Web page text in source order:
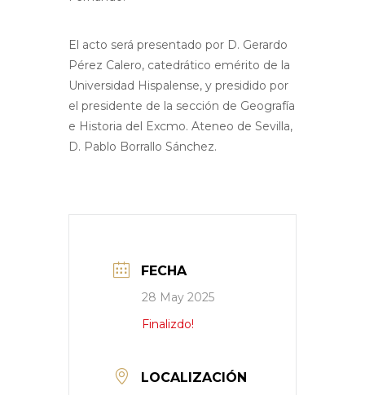
El acto será presentado por D. Gerardo
Pérez Calero, catedrático emérito de la
Universidad Hispalense, y presidido por
el presidente de la sección de Geografía
e Historia del Excmo. Ateneo de Sevilla,
D. Pablo Borrallo Sánchez.
FECHA
28 May 2025
Finalizdo!
LOCALIZACIÓN